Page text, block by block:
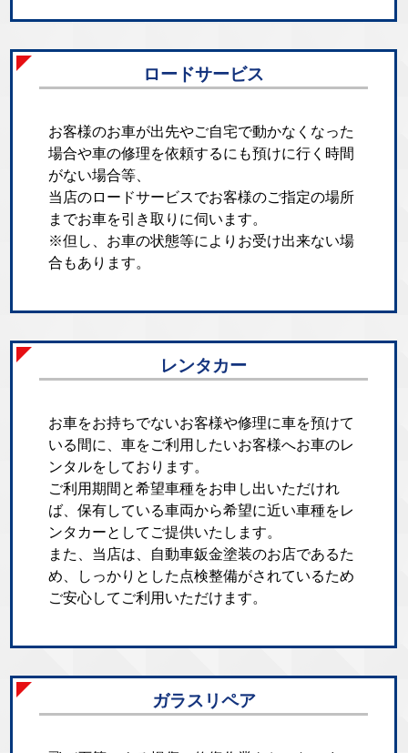
ロードサービス
お客様のお車が出先やご自宅で動かなくなった
場合や車の修理を依頼するにも預けに行く時間
がない場合等、
当店のロードサービスでお客様のご指定の場所
までお車を引き取りに伺います。
※但し、お車の状態等によりお受け出来ない場
合もあります。
レンタカー
お車をお持ちでないお客様や修理に車を預けて
いる間に、車をご利用したいお客様へお車のレ
ンタルをしております。
ご利用期間と希望車種をお申し出いただけれ
ば、保有している車両から希望に近い車種をレ
ンタカーとしてご提供いたします。
また、当店は、自動車鈑金塗装のお店であるた
め、しっかりとした点検整備がされているため
ご安心してご利用いただけます。
ガラスリペア